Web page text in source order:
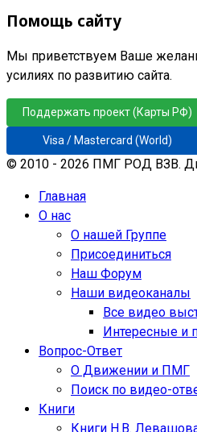
Помощь сайту
Мы приветствуем Ваше
усилиях по развитию сайта.
Поддержать проект (Карты РФ)
Visa / Mastercard (World)
© 2010 - 2026 ПМГ РОД ВЗВ.
Главная
О нас
О нашей Группе
Присоединиться
Наш Форум
Наши видеоканалы
Все видео
Интересные и
Вопрос-Ответ
О Движении и ПМГ
Поиск по видео-
Книги
Книги Н.В.